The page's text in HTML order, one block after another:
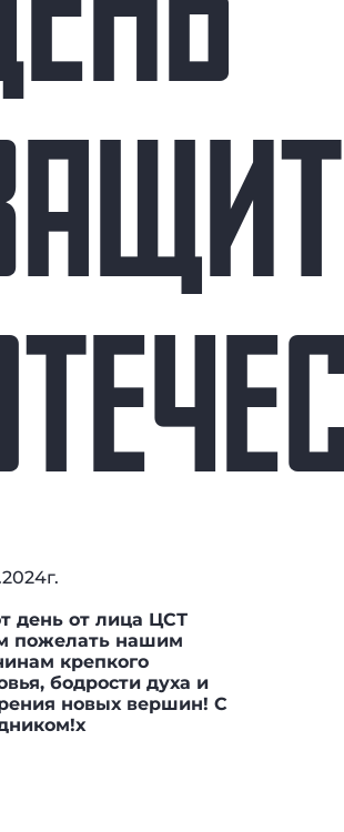
день от лица ЦСТ
пожелать нашим
крепкого
бодрости духа и
новых вершин! С